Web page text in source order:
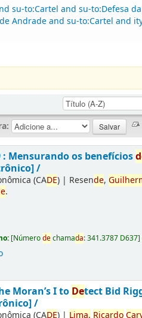
su-to:Cartel and su-to:Defesa
Andrade and su-to:Cartel and
: Mensurando os benefícios
/
(CADE) | Resende,
.
[Númerodechamada:341.3787 D637]
Moran’s I to Detect Bid
/